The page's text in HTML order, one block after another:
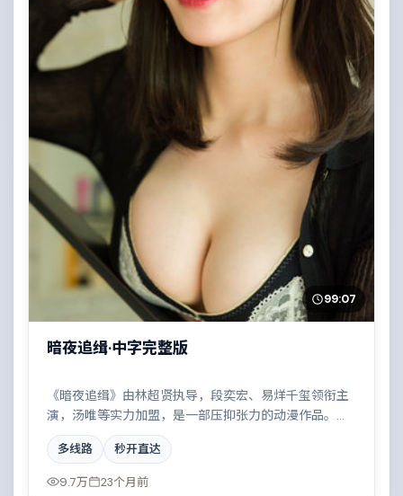
99:07
暗夜追缉·中字完整版
《暗夜追缉》由林超贤执导，段奕宏、易烊千玺领衔主
演，汤唯等实力加盟，是一部压抑张力的动漫作品。故
事主要发生在德国，两条时间线交错推进，真相直至最
后一刻揭晓。影片在视听语言与叙事节奏上均有突破，
适合喜欢深度叙事的观众。
多线路 秒开直达
9.7万 23个月前